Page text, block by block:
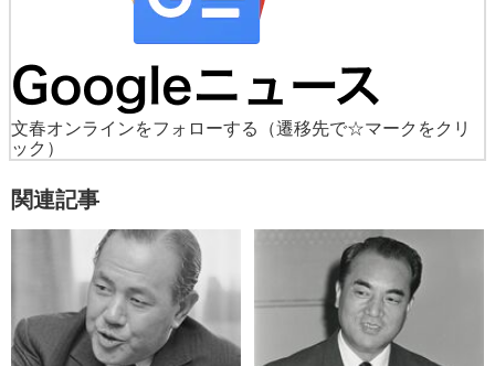
文春オンラインをフォローする
（遷移先で☆マークをクリ
ック）
関連記事